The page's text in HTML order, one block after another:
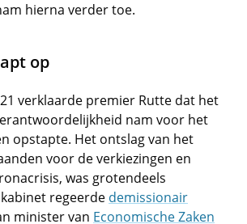
hierna verder toe.
op
verklaarde premier Rutte dat het
nam voor het
opstapte. Het ontslag van het
voor de verkiezingen en
was grotendeels
regeerde demissionair
minister van Economische Zaken